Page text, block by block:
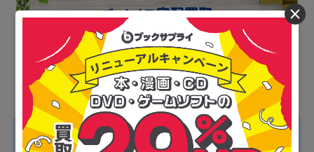
■ブックオフのおすすめポイント
×